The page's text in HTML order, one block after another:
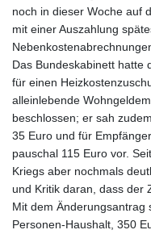
noch in dieser Woche auf
mit einer Auszahlung
Das Bundeskabinett hatte
für einen
alleinlebende
beschlossen; er sah
35 Euro und für
pauschal 115 Euro vor.
Kriegs aber nochmals
und Kritik daran, dass der
Mit dem Änderungsantrag
Personen-Haushalt, 350